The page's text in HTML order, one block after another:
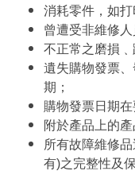
消耗零件，如打
曾遭受非維修人
不正常之磨損﹑
遺失購物發票
期；
購物發票日期
附於產品上的
所有故障維修
有)之完整性及